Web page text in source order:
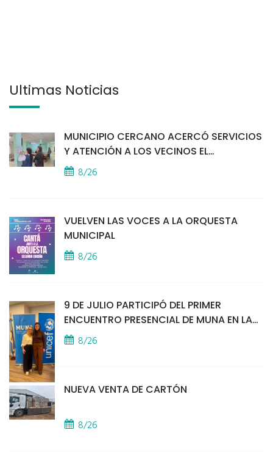
Últimas Noticias
MUNICIPIO CERCANO ACERCÓ SERVICIOS
Y ATENCIÓN A LOS VECINOS EL
PROVINCIAL
8/26
VUELVEN LAS VOCES A LA ORQUESTA
MUNICIPAL
8/26
9 DE JULIO PARTICIPÓ DEL PRIMER
ENCUENTRO PRESENCIAL DE MUNA EN LA
SEDE DE UNICEF
8/26
NUEVA VENTA DE CARTÓN
8/26